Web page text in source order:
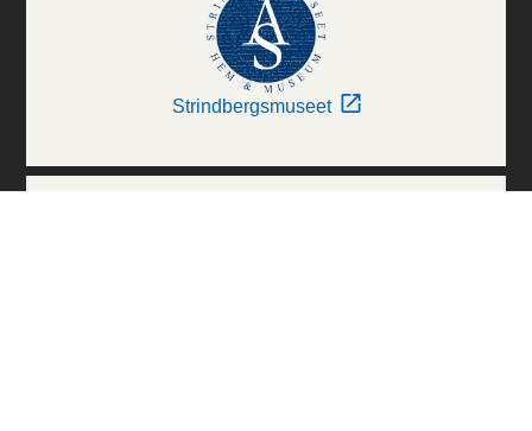
Strindbergsmuseet